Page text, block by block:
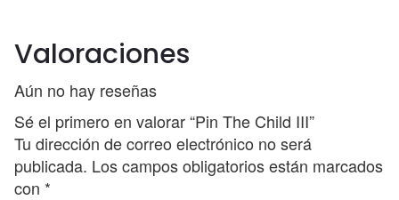
Valoraciones
Aún no hay reseñas
Sé el primero en valorar “Pin The Child III”
Tu dirección de correo electrónico no será
publicada. Los campos obligatorios están marcados
con *